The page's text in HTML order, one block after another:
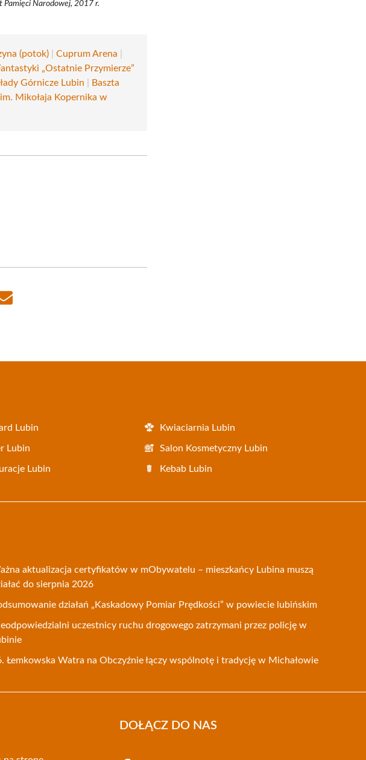
Narodowej, 2017 r.
(potok) |Cuprum Arena
„Ostatnie Przymierze”
Górnicze Lubin
Baszta
Mikołaja Kopernika w
Share
Lubin Kwiaciarnia Lubin
Lubin Salon Kosmetyczny Lubin
Lubin Kebab Lubin
aktualizacja certyfikatów w mObywatelu – mieszkańcy Lubina muszą
do sierpnia 2026
działań „Kaskadowy Pomiar Prędkości” w powiecie lubińskim
uczestnicy ruchu drogowego zatrzymani przez policję w
Łemkowska Watra na Obczyźnie łączy wspólnotę i tradycję w Michałowie
DOŁĄCZ DO NAS